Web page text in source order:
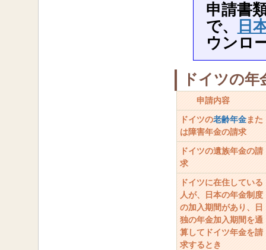
申請書
で、
日
ウンロ
ドイツの
申請内容
ドイツの老齢年金また
は障害年金の請求
ドイツの遺族年金の請
求
ドイツに在住している
人が、日本の年金制度
の加入期間があり、日
独の年金加入期間を通
算してドイツ年金を請
求するとき